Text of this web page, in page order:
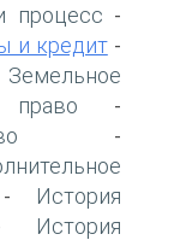
процесс -
и кредит-
Земельное
право -
-
История
История